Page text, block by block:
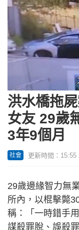
洪水橋拖
女友 29歲
3年9個月
社會 更新時間：15:55
29歲邊緣智力無
所內，以棍擊斃
稱：「一時錯手
謀殺罪脫、誤殺